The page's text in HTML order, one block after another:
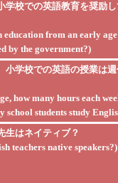
学校での英語教育を奨励し
education from an early age
by the government?)
学校での英語の授業は週
how many hours each
school students study
はネイティブ？
teachers native speakers?)